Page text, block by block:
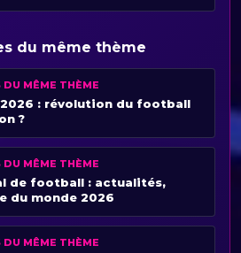
du même thème
MÊME THÈME
: révolution du football
?
MÊME THÈME
de football : actualités,
du monde 2026
MÊME THÈME